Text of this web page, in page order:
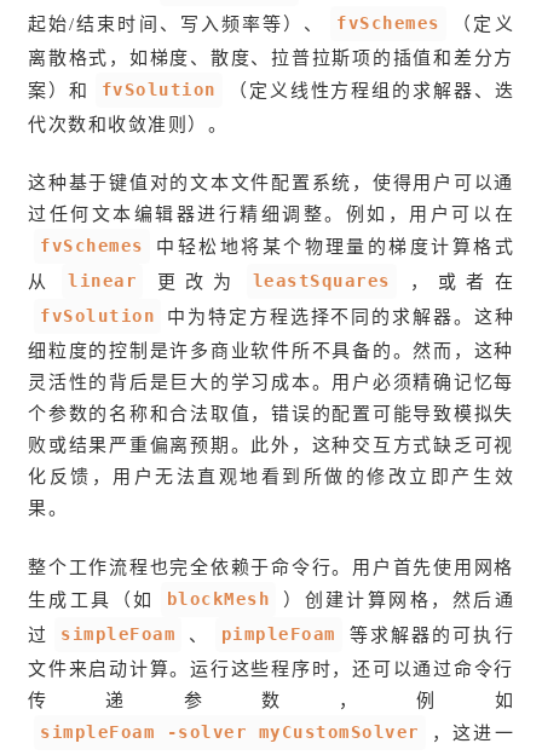
起始/结束时间、写入频率等）、
fvSchemes
（定义
离散格式，如梯度、散度、拉普拉斯项的插值和差分方
案）和
fvSolution
（定义线性方程组的求解器、迭
代次数和收敛准则）。
这种基于键值对的文本文件配置系统，使得用户可以通
过任何文本编辑器进行精细调整。例如，用户可以在
fvSchemes
中轻松地将某个物理量的梯度计算格式
从
linear 更改为 leastSquares
，或者在
fvSolution
中为特定方程选择不同的求解器。这种
细粒度的控制是许多商业软件所不具备的。然而，这种
灵活性的背后是巨大的学习成本。用户必须精确记忆每
个参数的名称和合法取值，错误的配置可能导致模拟失
败或结果严重偏离预期。此外，这种交互方式缺乏可视
化反馈，用户无法直观地看到所做的修改立即产生效
果。
整个工作流程也完全依赖于命令行。用户首先使用网格
生成工具（如
blockMesh
）创建计算网格，然后通
过
simpleFoam 、 pimpleFoam
等求解器的可执行
文件来启动计算。运行这些程序时，还可以通过命令行
传递参数，例如
simpleFoam -solver myCustomSolver
，这进一